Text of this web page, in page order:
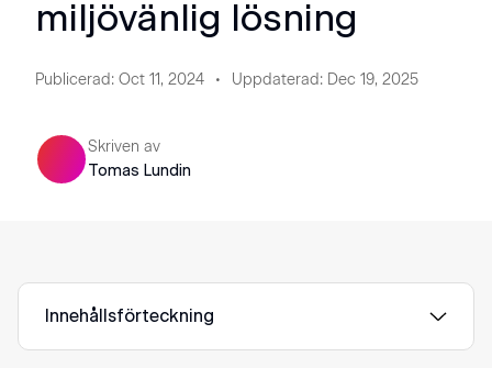
miljövänlig lösning
Publicerad: Oct 11, 2024 Uppdaterad: Dec 19, 2025
Skriven av
Tomas Lundin
Innehållsförteckning